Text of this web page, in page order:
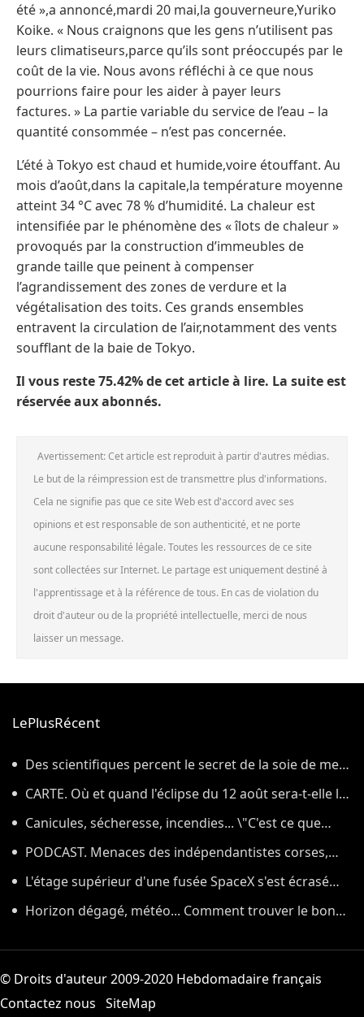
été »,a annoncé,mardi 20 mai,la gouverneure,Yuriko
Koike. « Nous craignons que les gens n’utilisent pas
leurs climatiseurs,parce qu’ils sont préoccupés par le
coût de la vie. Nous avons réfléchi à ce que nous
pourrions faire pour les aider à payer leurs
factures. » La partie variable du service de l’eau – la
quantité consommée – n’est pas concernée.
L’été à Tokyo est chaud et humide,voire étouffant. Au
mois d’août,dans la capitale,la température moyenne
atteint 34 °C avec 78 % d’humidité. La chaleur est
intensifiée par le phénomène des « îlots de chaleur »
provoqués par la construction d’immeubles de
grande taille que peinent à compenser
l’agrandissement des zones de verdure et la
végétalisation des toits. Ces grands ensembles
entravent la circulation de l’air,notamment des vents
soufflant de la baie de Tokyo.
Il vous reste 75.42% de cet article à lire. La suite est
réservée aux abonnés.
Avertissement: Cet article est reproduit à partir d'autres médias.
Le but de la réimpression est de transmettre plus d'informations.
Cela ne signifie pas que ce site Web est d'accord avec ses
opinions et est responsable de son authenticité, et ne porte
aucune responsabilité légale. Toutes les ressources de ce site
sont collectées sur Internet. Le partage est uniquement destiné à
l'apprentissage et à la référence de tous. En cas de violation du
droit d'auteur ou de la propriété intellectuelle, merci de nous
laisser un message.
LePlusRécent
Des scientifiques percent le secret de la soie de mer,
le tissu qui a inspiré la légende de la toison d'or
CARTE. Où et quand l'éclipse du 12 août sera-t-elle la
plus impressionnante dans l'Hexagone ?
Canicules, sécheresse, incendies... \"C'est ce que
nous avions prévu\
PODCAST. Menaces des indépendantistes corses,
effets psychologiques des incendies et Nuits des
étoiles : ça dit quoi ce 7 août ?
L'étage supérieur d'une fusée SpaceX s'est écrasé
sur la Lune, comme prévu par les scientifiques
Horizon dégagé, météo... Comment trouver le bon
© Droits d'auteur 2009-2020 Hebdomadaire français
Contactez nous SiteMap